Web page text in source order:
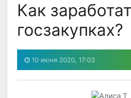
Как
госзакупках?
10 июня 2020, 17:03